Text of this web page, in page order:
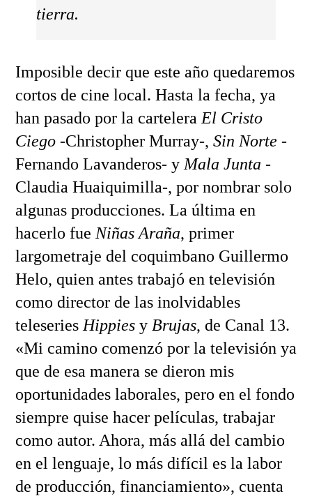
tierra.
Imposible decir que este año quedaremos
cortos de cine local. Hasta la fecha, ya
han pasado por la cartelera El Cristo
Ciego-Christopher Murray-, Sin Norte -
Fernando Lavanderos- y Mala Junta -
Claudia Huaiquimilla-, por nombrar solo
algunas producciones. La última en
hacerlo fue Niñas Araña, primer
largometraje del coquimbano Guillermo
Helo, quien antes trabajó en televisión
como director de las inolvidables
teleseries Hippiesy Brujas, de Canal 13.
«Mi camino comenzó por la televisión ya
que de esa manera se dieron mis
oportunidades laborales, pero en el fondo
siempre quise hacer películas, trabajar
como autor. Ahora, más allá del cambio
en el lenguaje, lo más difícil es la labor
de producción, financiamiento», cuenta